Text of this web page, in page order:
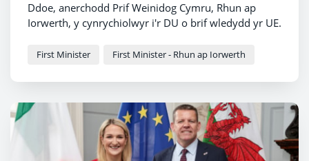
Ddoe, anerchodd Prif Weinidog Cymru, Rhun ap
Iorwerth, y cynrychiolwyr i'r DU o brif wledydd yr UE.
First Minister First Minister - Rhun ap Iorwerth